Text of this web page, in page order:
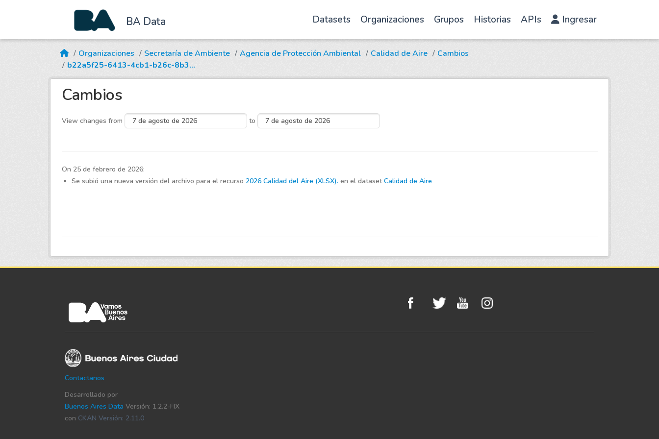
Skip to main content
BA Data Datasets Organizaciones Grupos Historias APIs Ingresar
Organizaciones Secretaría de Ambiente Agencia de Protección Ambiental Calidad de Aire
Cambios
b22a5f25-6413-4cb1-b26c-8b3...
Cambios
View changes from to
On 25 de febrero de 2026:
Se subió una nueva versión del archivo para el recurso 2026 Calidad del Aire (XLSX). en el datasetCalidad de Aire
Contactanos
Desarrollado por
Buenos Aires Data Versión: 1.2.2-FIX
con CKAN Versión: 2.11.0